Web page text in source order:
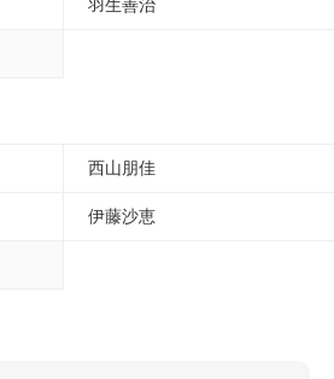
羽生善治
西山朋佳
伊藤沙恵